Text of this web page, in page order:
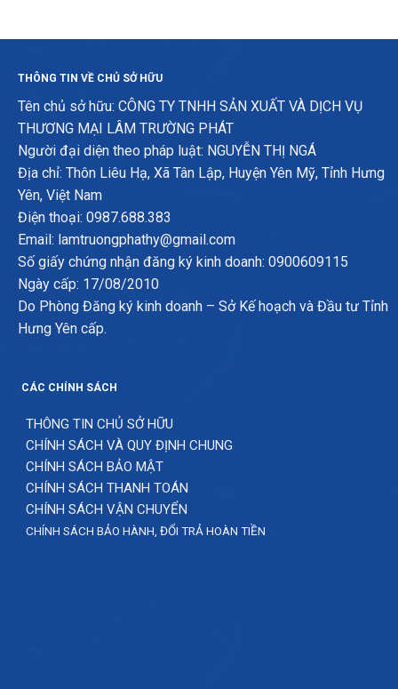
THÔNG TIN VỀ CHỦ SỞ HỮU
Tên chủ sở hữu: CÔNG TY TNHH SẢN XUẤT VÀ DỊCH VỤ
THƯƠNG MẠI LÂM TRƯỜNG PHÁT
Người đại diện theo pháp luật: NGUYỄN THỊ NGÁ
Địa chỉ: Thôn Liêu Hạ, Xã Tân Lập, Huyện Yên Mỹ, Tỉnh Hưng
Yên, Việt Nam
Điện thoại: 0987.688.383
Email: lamtruongphathy@gmail.com
Số giấy chứng nhận đăng ký kinh doanh: 0900609115
Ngày cấp: 17/08/2010
Do Phòng Đăng ký kinh doanh – Sở Kế hoạch và Đầu tư Tỉnh
Hưng Yên cấp.
CÁC CHÍNH SÁCH
THÔNG TIN CHỦ SỞ HỮU
CHÍNH SÁCH VÀ QUY ĐỊNH CHUNG
CHÍNH SÁCH BẢO MẬT
CHÍNH SÁCH THANH TOÁN
CHÍNH SÁCH VẬN CHUYỂN
CHÍNH SÁCH BẢO HÀNH, ĐỔI TRẢ HOÀN TIỀN